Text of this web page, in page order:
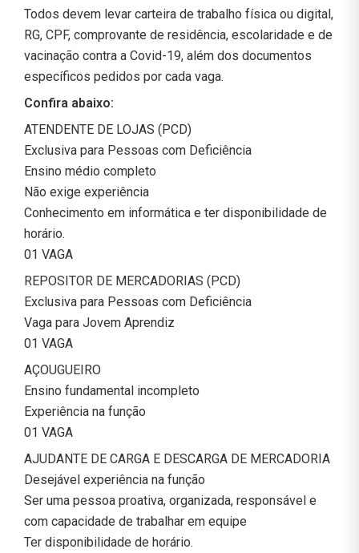
Todos devem levar carteira de trabalho física ou digital,
RG, CPF, comprovante de residência, escolaridade e de
vacinação contra a Covid-19, além dos documentos
específicos pedidos por cada vaga.
Confira abaixo:
ATENDENTE DE LOJAS (PCD)
Exclusiva para Pessoas com Deficiência
Ensino médio completo
Não exige experiência
Conhecimento em informática e ter disponibilidade de
horário.
01 VAGA
REPOSITOR DE MERCADORIAS (PCD)
Exclusiva para Pessoas com Deficiência
Vaga para Jovem Aprendiz
01 VAGA
AÇOUGUEIRO
Ensino fundamental incompleto
Experiência na função
01 VAGA
AJUDANTE DE CARGA E DESCARGA DE MERCADORIA
Desejável experiência na função
Ser uma pessoa proativa, organizada, responsável e
com capacidade de trabalhar em equipe
Ter disponibilidade de horário.